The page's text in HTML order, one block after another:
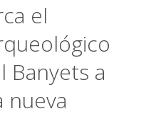
el
Banyets a
nueva